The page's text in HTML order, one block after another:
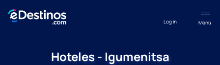
Menú
Log in
Hoteles - Igumenitsa